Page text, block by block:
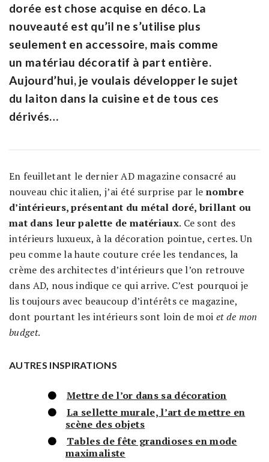
dorée est chose acquise en déco. La
nouveauté est qu’il ne s’utilise plus
seulement en accessoire, mais comme
un matériau décoratif à part entière.
Aujourd’hui, je voulais développer le sujet
du laiton dans la cuisine et de tous ces
dérivés…
En feuilletant le dernier AD magazine consacré au
nouveau chic italien, j’ai été surprise par lenombre
d’intérieurs, présentant du métal doré, brillant ou
mat dans leur palette de matériaux. Ce sont des
intérieurs luxueux, à la décoration pointue, certes. Un
peu comme la haute couture crée les tendances, la
crème des architectes d’intérieurs que l’on retrouve
dans AD, nous indique ce qui arrive. C’est pourquoi je
lis toujours avec beaucoup d’intérêts ce magazine,
dont pourtant les intérieurs sont loin de moi et de mon
budget.
AUTRES INSPIRATIONS
Mettre de l’or dans sa décoration
La sellette murale, l’art de mettre en
scène des objets
Tables de fête grandioses en mode
maximaliste